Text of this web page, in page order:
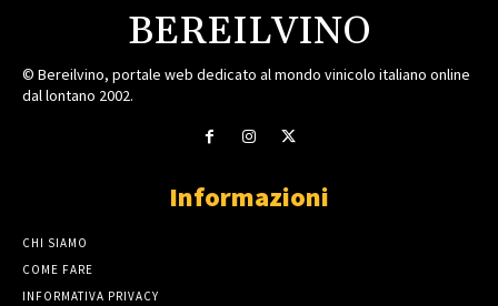
BEREILVINO
© Bereilvino, portale web dedicato al mondo vinicolo italiano online
dal lontano 2002.
Informazioni
CHI SIAMO
COME FARE
INFORMATIVA PRIVACY